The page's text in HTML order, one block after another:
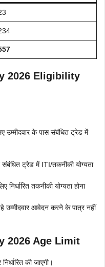
2026 Eligibility
के पास संबंधित ट्रेड में
ट्रेड में ITI/तकनीकी योग्यता
तकनीकी योग्यता होना
उम्मीदवार आवेदन करने के पात्र नहीं
2026 Age Limit
की जाएगी।